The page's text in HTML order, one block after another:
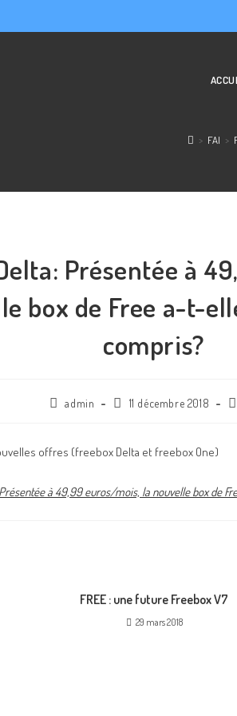
> FAI >
Présentée à
box de Free a-t-
compris?
admin 11 décembre 2018
offres (freebox Delta et freebox One)
à 49,99 euros/mois, la nouvelle box de
FREE : une future Freebox V7
29 mars 2018